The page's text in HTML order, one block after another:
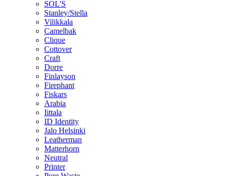
SOL'S
Stanley/Stella
Vilikkala
Camelbak
Clique
Cottover
Craft
Dorre
Finlayson
Firephant
Fiskars
Arabia
Iittala
ID Identity
Jalo Helsinki
Leatherman
Matterhorn
Neutral
Printer